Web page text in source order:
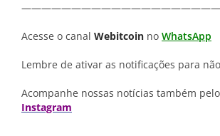
Acesse o canal Webitcoin no WhatsApp
Lembre de ativar as notificações para
Acompanhe nossas notícias também
Instagram